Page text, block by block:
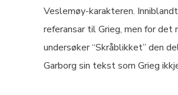
Veslemøy-karakteren.
referansar til Grieg, men for det
undersøker “Skråblikket” den
Garborg sin tekst som Grieg